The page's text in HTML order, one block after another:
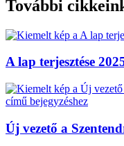
További
A lap terjesztése
Új vezető a